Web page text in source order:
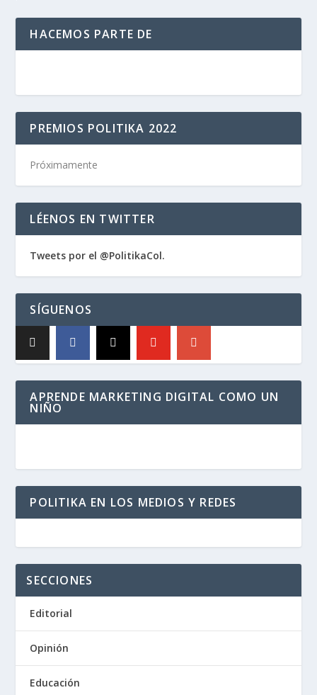
HACEMOS PARTE DE
PREMIOS POLITIKA 2022
Próximamente
LÉENOS EN TWITTER
Tweets por el @PolitikaCol.
SÍGUENOS
APRENDE MARKETING DIGITAL COMO UN
NIÑO
POLITIKA EN LOS MEDIOS Y REDES
SECCIONES
Editorial
Opinión
Educación